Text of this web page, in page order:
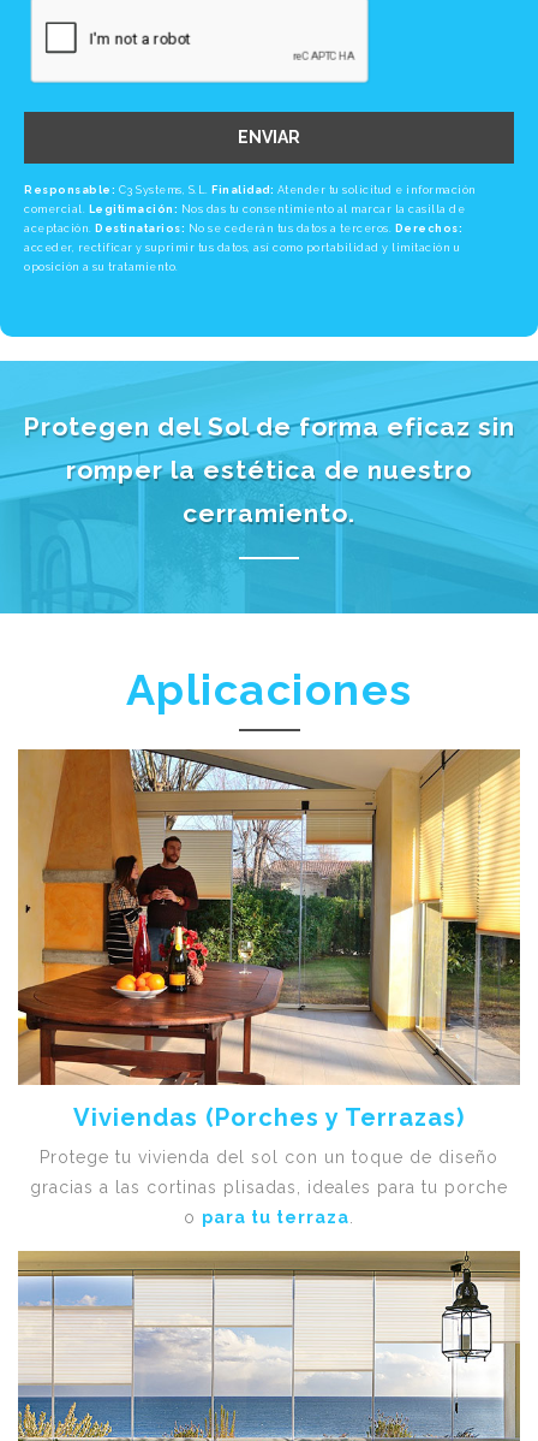
ENVIAR
Responsable: C3 Systems, S.L. Finalidad: Atender tu solicitud e información
comercial.
Legitimación: Nos das tu consentimiento al marcar la casilla de
aceptación.
Destinatarios: No se cederán tus datos a terceros.
Derechos:
acceder, rectificar y suprimir tus datos, así como portabilidad y limitación u
oposición a su tratamiento.
Protegen del Sol de forma eficaz sin
romper la estética de nuestro
cerramiento.
Aplicaciones
Viviendas (Porches y Terrazas)
Protege tu vivienda del sol con un toque de diseño
gracias a las cortinas plisadas, ideales para tu porche
o para tu terraza.